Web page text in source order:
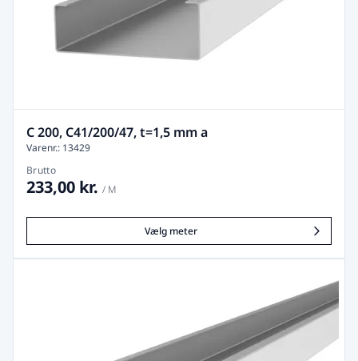
C 200, C41/200/47, t=1,5 mm a
Varenr.: 13429
Brutto
233,00 kr. / M
Vælg meter